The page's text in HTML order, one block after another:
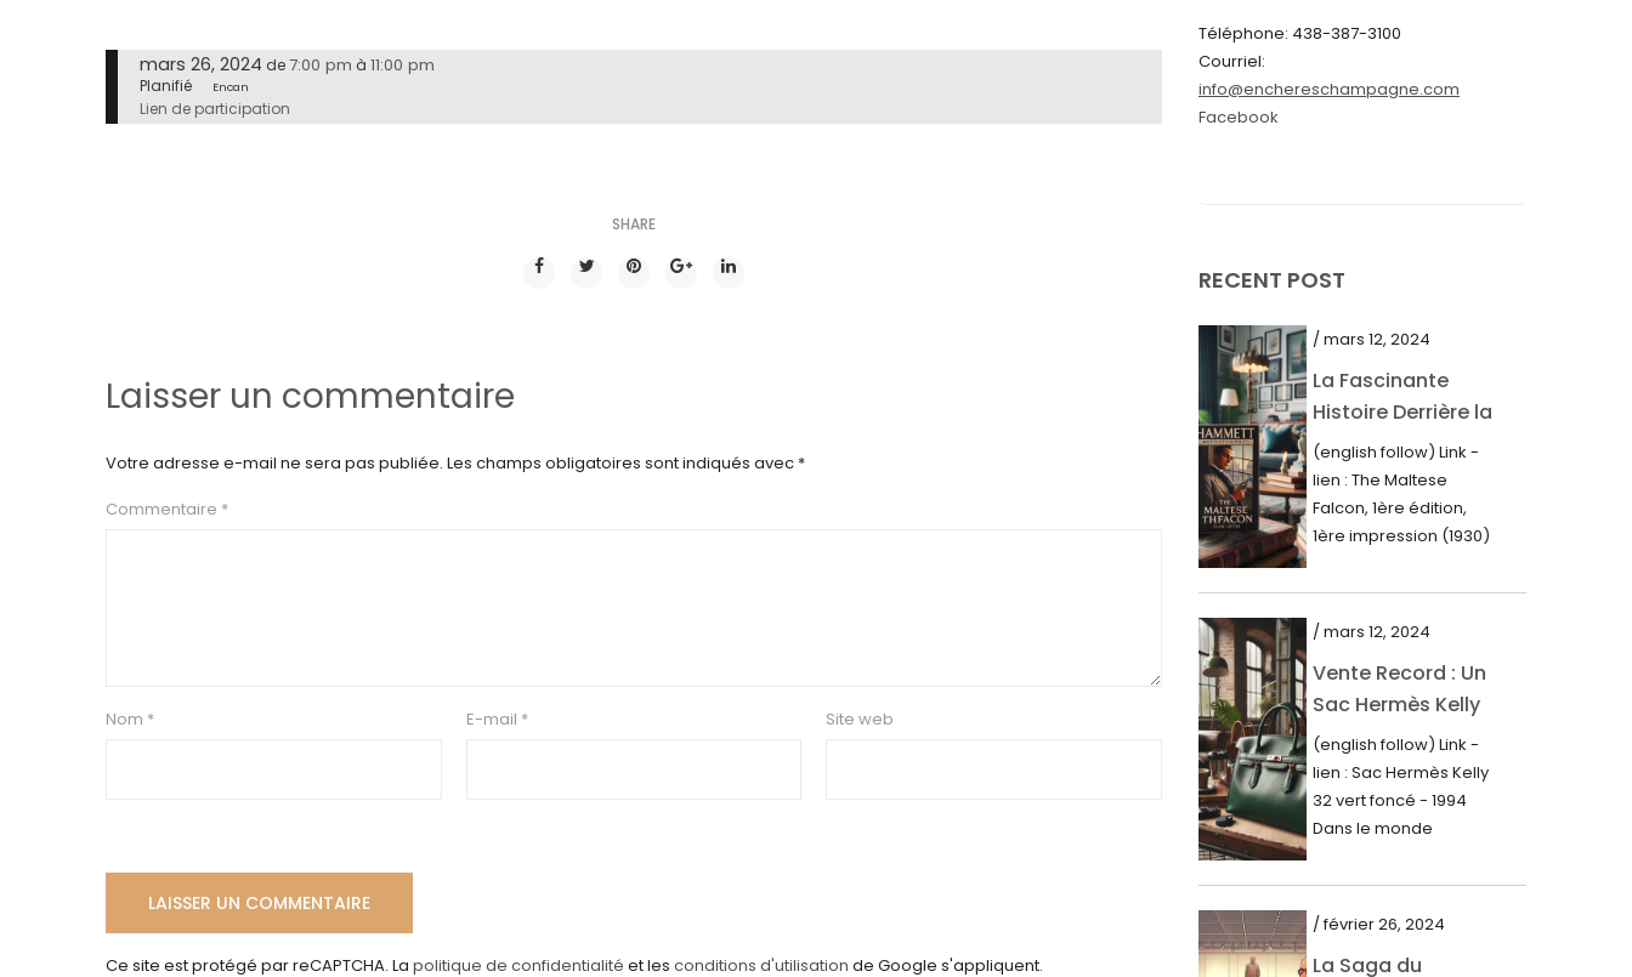
mars 26, 2024 de7:00 pm à 11:00 pm
Planifié Encan
Lien de participation
SHARE
Laisser un commentaire
Votre adresse e-mail ne sera pas publiée. Les champs obligatoires sont indiqués avec *
Commentaire *
Nom * E-mail * Site web
Ce site est protégé par reCAPTCHA. La politique de confidentialité et les conditions d'utilisation de Google s'appliquent.
mars 2024
février 2024
octobre 2023
août 2023
juillet 2023
juin 2023
mai 2023
avril 2023
mars 2023
février 2023
janvier 2023
décembre 2022
novembre 2022
octobre 2022
septembre 2022
août 2022
juillet 2022
juin 2022
Téléphone: 438-387-3100
Courriel:
info@enchereschampagne.com
Facebook
RECENT POST
/ mars 12, 2024
La Fascinante
Histoire Derrière la
Première Édition
du « Faucon
Maltais » (1930)
(english follow) Link -
lien : The Maltese
Falcon, 1ère édition,
1ère impression (1930)
mots imprimés,...
/ mars 12, 2024
Vente Record : Un
Sac Hermès Kelly
de 1994 atteint 14
000$
(english follow) Link -
lien : Sac Hermès Kelly
32 vert foncé - 1994
Dans le monde
/ février 26, 2024
La Saga du